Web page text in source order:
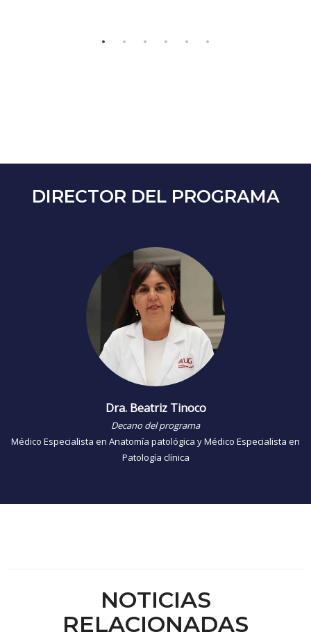
DIRECTOR DEL PROGRAMA
Dra. Beatriz Tinoco
Decano del programa
Médico Especialista en Anatomía patológica y Médico Especialista en
Patología clínica
NOTICIAS
RELACIONADAS